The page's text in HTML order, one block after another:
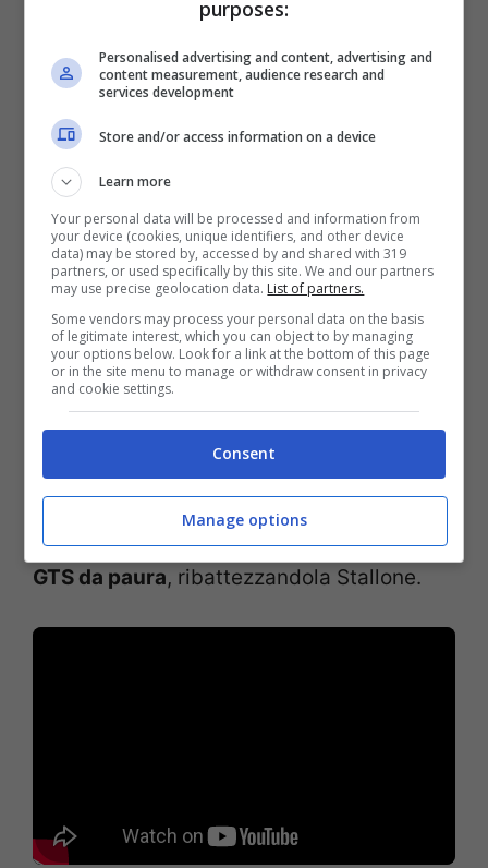
anche una 812 in versione berlinetta, ma
come si può migliorare un mostro del
genere?
Il sound della Ferrari
Già è stata lanciata una versione
potentissima con 30 cavalli in più e un
peso inferiore di 38 kg. Si tratta della
versione 812 più estrema. L’elettronica è
estrema con dei tempi di cambiata ridotti
del 5% rispetto alla vettura di serie. Sulla
base di questi presuppostii preparatori
Mansory hanno elaborato una Ferrari 812
GTS da paura, ribattezzandola Stallone.
purposes:
Personalised advertising and content, advertising and
content measurement, audience research and
services development
Store and/or access information on a device
Learn more
Your personal data will be processed and information from
your device (cookies, unique identifiers, and other device
data) may be stored by, accessed by and shared with 319
partners, or used specifically by this site. We and our partners
may use precise geolocation data. List of partners.
Some vendors may process your personal data on the basis
of legitimate interest, which you can object to by managing
your options below. Look for a link at the bottom of this page
or in the site menu to manage or withdraw consent in privacy
and cookie settings.
Consent
Manage options